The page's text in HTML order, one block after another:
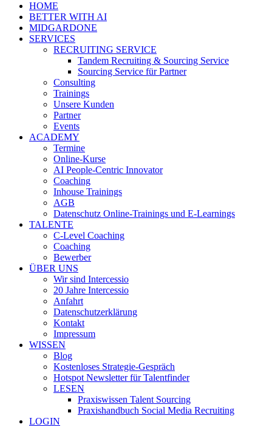
HOME
BETTER WITH AI
MIDGARDONE
SERVICES
RECRUITING SERVICE
Tandem Recruiting & Sourcing Service
Sourcing Service für Partner
Consulting
Trainings
Unsere Kunden
Partner
Events
ACADEMY
Termine
Online-Kurse
AI People-Centric Innovator
Coaching
Inhouse Trainings
AGB
Datenschutz Online-Trainings und E-Learnings
TALENTE
C-Level Coaching
Coaching
Bewerber
ÜBER UNS
Wir sind Intercessio
20 Jahre Intercessio
Anfahrt
Datenschutzerklärung
Kontakt
Impressum
WISSEN
Blog
Kostenloses Strategie-Gespräch
Hotspot Newsletter für Talentfinder
LESEN
Praxiswissen Talent Sourcing
Praxishandbuch Social Media Recruiting
LOGIN